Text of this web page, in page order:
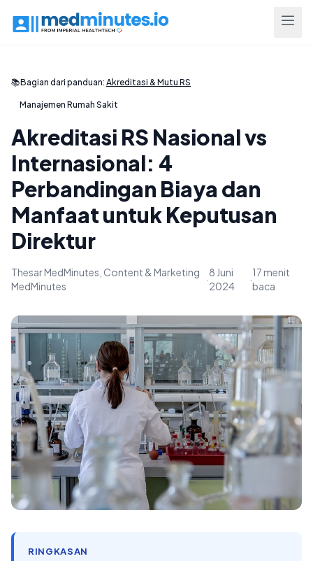
📚Bagian dari panduan: Akreditasi & Mutu RS
Manajemen Rumah Sakit
Akreditasi RS Nasional vs
Internasional: 4
Perbandingan Biaya dan
Manfaat untuk Keputusan
Direktur
Thesar MedMinutes, Content & Marketing
MedMinutes
·
8 Juni
2024
·
17 menit
baca
RINGKASAN